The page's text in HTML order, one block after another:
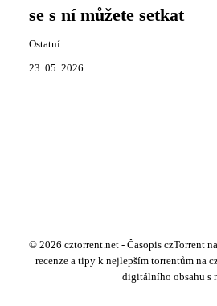
se s ní můžete setkat
Ostatní
23. 05. 2026
© 2026 cztorrent.net - Časopis czTorrent
recenze a tipy k nejlepším torrentům na
digitálního obsahu s